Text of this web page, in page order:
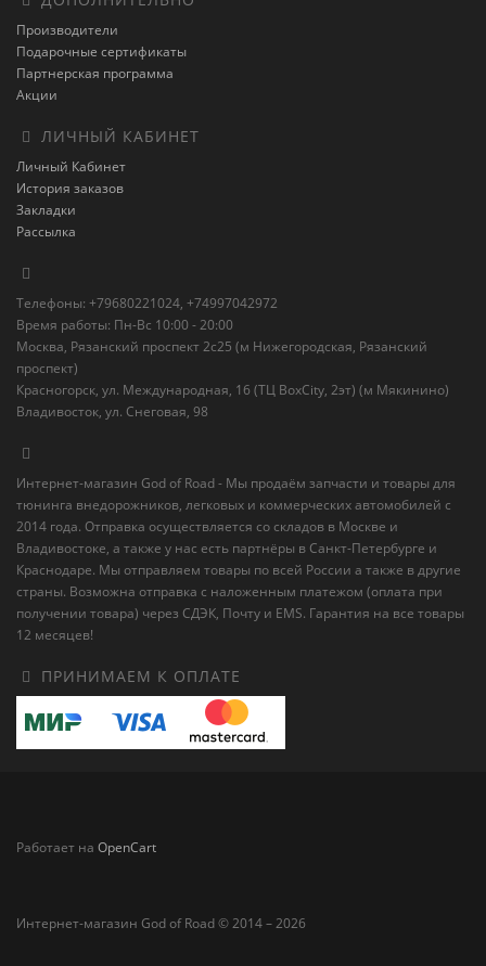
Производители
Подарочные сертификаты
Партнерская программа
Акции
ЛИЧНЫЙ КАБИНЕТ
Личный Кабинет
История заказов
Закладки
Рассылка
Телефоны: +79680221024, +74997042972
Время работы: Пн-Вс 10:00 - 20:00
Москва, Рязанский проспект 2с25 (м Нижегородская, Рязанский
проспект)
Красногорск, ул. Международная, 16 (ТЦ BoxСity, 2эт) (м Мякинино)
Владивосток, ул. Снеговая, 98
Интернет-магазин God of Road - Мы продаём запчасти и товары для
тюнинга внедорожников, легковых и коммерческих автомобилей с
2014 года. Отправка осуществляется со складов в Москве и
Владивостоке, а также у нас есть партнёры в Санкт-Петербурге и
Краснодаре. Мы отправляем товары по всей России а также в другие
страны. Возможна отправка с наложенным платежом (оплата при
получении товара) через СДЭК, Почту и EMS. Гарантия на все товары
12 месяцев!
ПРИНИМАЕМ К ОПЛАТЕ
Работает на OpenCart
Интернет-магазин God of Road © 2014 – 2026